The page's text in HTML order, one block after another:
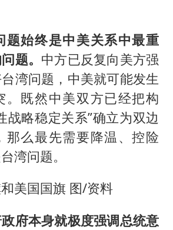
题始终是中美关系中最重
题。 中方已反复向美方强
湾问题，中美就可能发生
。既然中美双方已经把构
战略稳定关系”确立为双边
那么最先需要降温、控险
湾问题。
美国国旗 图/资料
府本身就极度强调总统意